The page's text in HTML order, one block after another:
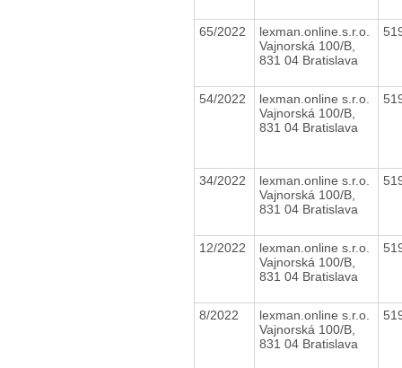
65/2022
lexman.online.s.r.o.
Vajnorská 100/B,
831 04 Bratislava
54/2022
lexman.online s.r.o.
Vajnorská 100/B,
831 04 Bratislava
34/2022
lexman.online s.r.o.
Vajnorská 100/B,
831 04 Bratislava
12/2022
lexman.online s.r.o.
Vajnorská 100/B,
831 04 Bratislava
8/2022
lexman.online s.r.o.
Vajnorská 100/B,
831 04 Bratislava